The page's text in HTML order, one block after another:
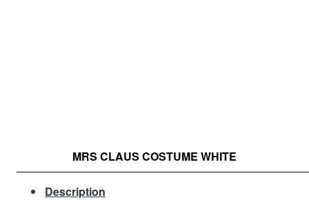
MRS CLAUS COSTUME WHITE
Description